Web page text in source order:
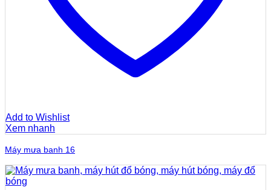
Add to Wishlist
Xem nhanh
Máy mưa banh 16